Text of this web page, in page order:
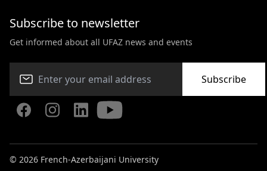
Subscribe to newsletter
Get informed about all UFAZ news and events
Subscribe
© 2026 French-Azerbaijani University